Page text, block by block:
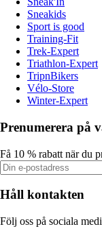
Sneakids
Sport is good
Training-Fit
Trek-Expert
Triathlon-Expert
TripnBikers
Vélo-Store
Winter-Expert
Prenumerera på
Få 10 % rabatt när du
Håll kontakten
Följ oss på sociala